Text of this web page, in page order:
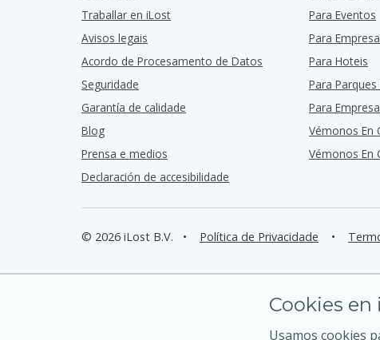
Traballar en iLost
Avisos legais
Acordo de Procesamento de Datos
Seguridade
Garantía de calidade
Blog
Prensa e medios
Declaración de accesibilidade
Para Eventos
Para
Para Hoteis
Para
Para
Vémonos En
Vémonos En
© 2026 iLost B.V. • Política de Privacidade •
Cookies en
Usamos cookies